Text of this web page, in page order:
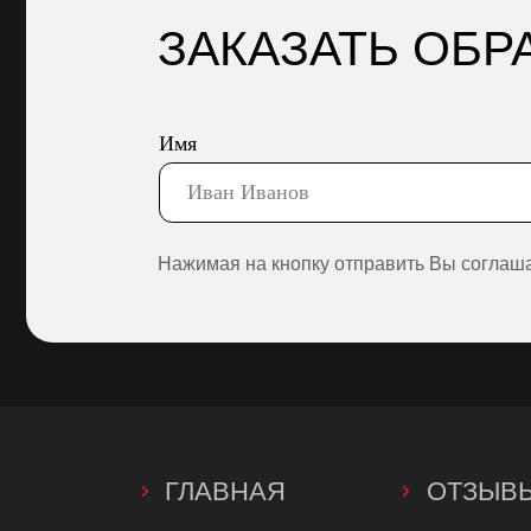
ГЛАВНАЯ
УСЛУГИ
О НАС
ОТЗЫВЫ